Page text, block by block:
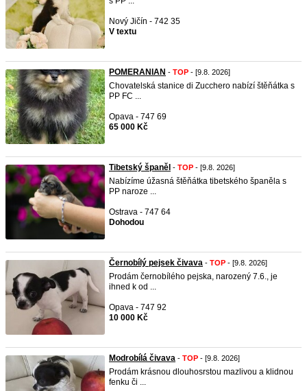
Nový Jičín - 742 35
V textu
POMERANIAN - TOP - [9.8. 2026]
Chovatelská stanice di Zucchero nabízí štěňátka s
PP FC ...
Opava - 747 69
65 000 Kč
Tibetský španěl - TOP - [9.8. 2026]
Nabízíme úžasná štěňátka tibetského španěla s
PP naroze ...
Ostrava - 747 64
Dohodou
Černobílý pejsek čivava - TOP - [9.8. 2026]
Prodám černobílého pejska, narozený 7.6., je
ihned k od ...
Opava - 747 92
10 000 Kč
Modrobílá čivava - TOP - [9.8. 2026]
Prodám krásnou dlouhosrstou mazlivou a klidnou
fenku či ...